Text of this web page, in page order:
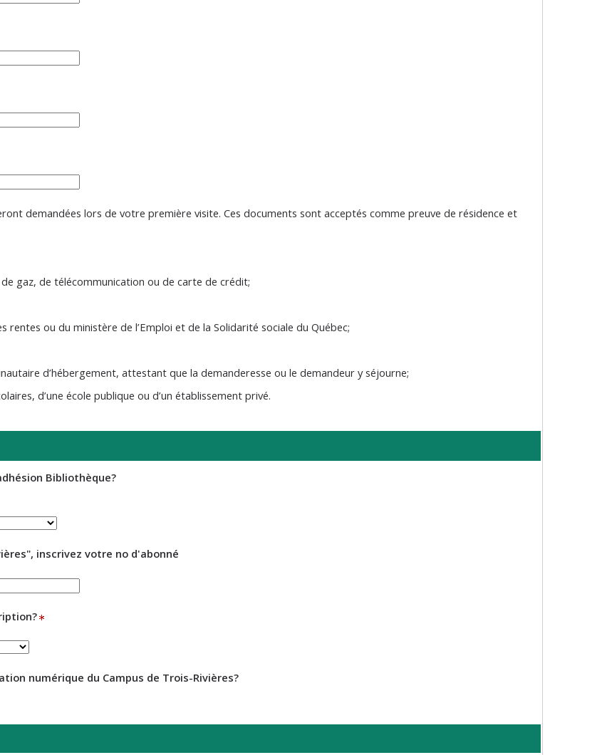
demandées lors de votre première visite. Ces documents sont acceptés comme preuve de résidence et
gaz, de télécommunication ou de carte de crédit;
rentes ou du ministère de l’Emploi et de la Solidarité sociale du Québec;
d’hébergement, attestant que la demanderesse ou le demandeur y séjourne;
d’une école publique ou d’un établissement privé.
Bibliothèque?
inscrivez votre no d'abonné
numérique du Campus de Trois-Rivières?